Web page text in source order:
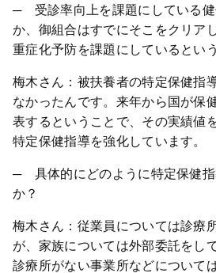
─ 受診率向上を課題にしている健
か、御組合はすでにそこをクリア
重症化予防を課題にしているとい
梅木さん：被扶養者の特定保健指
なかったんです。来年から国が保
表するということで、その実績値
特定保健指導を強化しています。
─ 具体的にどのように特定保健指
か？
梅木さん：従業員については診療
が、家族については外部委託をし
診療所がない事業所などについて